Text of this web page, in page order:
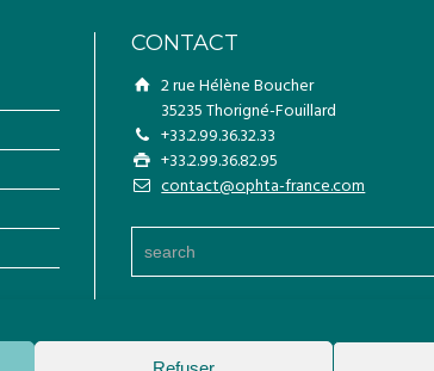
CONTACT
2 rue Hélène Boucher
35235 Thorigné-Fouillard
+33.2.99.36.32.33
+33.2.99.36.82.95
contact@ophta-france.com